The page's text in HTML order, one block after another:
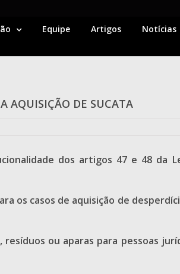
Equipe Artigos Notícias
AQUISIÇÃO DE SUCATA
dos artigos 47 e 48 da
os casos de aquisição de
resíduos ou aparas para pessoas